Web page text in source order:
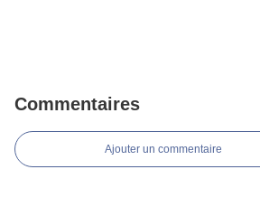
Commentaires
Ajouter un commentaire